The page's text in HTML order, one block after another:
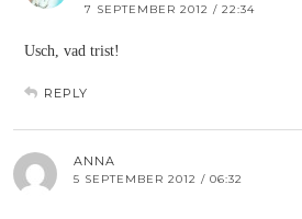
7 SEPTEMBER 2012 / 22:34
Usch, vad trist!
REPLY
ANNA
5 SEPTEMBER 2012 / 06:32